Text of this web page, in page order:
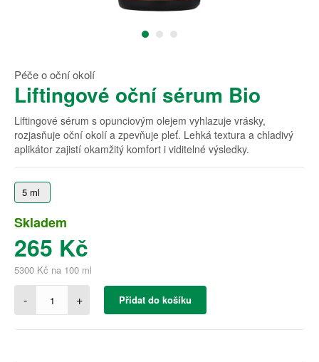
Péče o oční okolí
Liftingové oční sérum Bio
Liftingové sérum s opunciovým olejem vyhlazuje vrásky,
rozjasňuje oční okolí a zpevňuje pleť. Lehká textura a chladivý
aplikátor zajistí okamžitý komfort i viditelné výsledky.
5 ml
Skladem
265 Kč
5300 Kč na 100 ml
- + Přidat do košíku